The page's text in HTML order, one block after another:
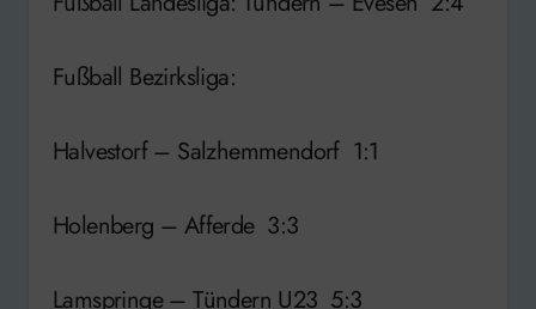
Fußball Bezirksliga:
Halvestorf – Salzhemmendorf 1:1
Holenberg – Afferde 3:3
Lamspringe – Tündern U23 5:3